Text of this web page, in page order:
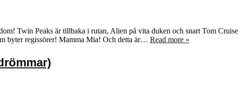
Twin Peaks är tillbaka i rutan, Alien på vita duken och snart Tom Cruise
byter regissörer! Mamma Mia! Och detta är… Read more »